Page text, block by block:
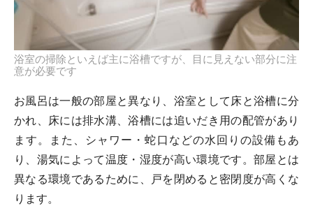
浴室の掃除といえば主に浴槽ですが、目に見えない部分に注
意が必要です
お風呂は一般の部屋と異なり、浴室として床と浴槽に分
かれ、床には排水溝、浴槽には追いだき用の配管があり
ます。また、シャワー・蛇口などの水回りの設備もあ
り、湯気によって温度・湿度が高い環境です。部屋とは
異なる環境であるために、戸を閉めると密閉度が高くな
ります。